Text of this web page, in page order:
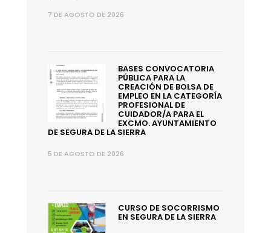
7 DE AGOSTO DE 2026
BASES CONVOCATORIA
PÚBLICA PARA LA
CREACIÓN DE BOLSA DE
EMPLEO EN LA CATEGORÍA
PROFESIONAL DE
CUIDADOR/A PARA EL
EXCMO. AYUNTAMIENTO
DE SEGURA DE LA SIERRA
5 DE AGOSTO DE 2026
CURSO DE SOCORRISMO
EN SEGURA DE LA SIERRA